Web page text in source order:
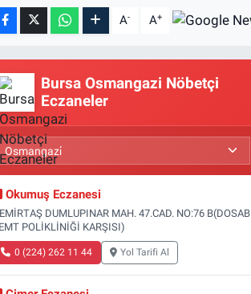
A- A+
Bursa Osmangazi Nöbetçi
Eczaneler
Okumuş Eczanesi
DUMLUPINAR MAH. 47.CAD. NO:76 B(DOSAB
POLİKLİNİĞİ KARŞISI)
0 (224) 262 11 44 Yol Tarifi Al